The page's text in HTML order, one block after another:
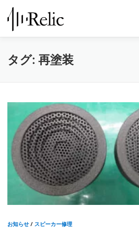
ン
レリックについて
タグ: 再塗装
お知らせ / スピーカー修理